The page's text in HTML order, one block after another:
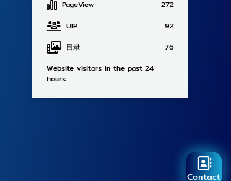
PageView
272
UIP
92
目录
76
Website visitors in the past 24
hours.
Contact